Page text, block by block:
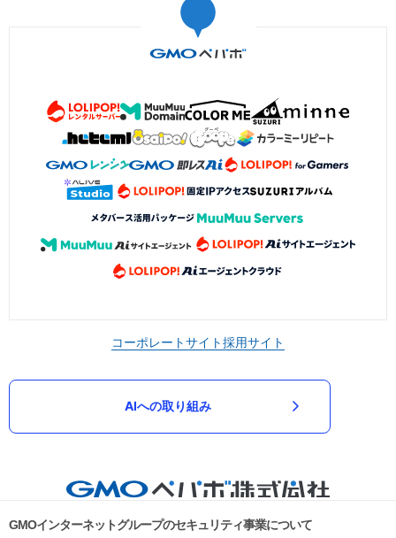
コーポレートサイト採用サイト
AIへの取り組み
GMOインターネットグループのセキュリティ事業について